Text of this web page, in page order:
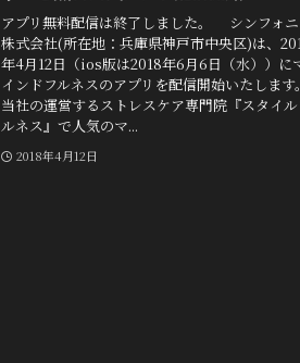
アプリ無料配信は終了しました。 シンフォ
株式会社(所在地：兵庫県神戸市中央区)は、
年4月12日（ios版は2018年6月6日（水））に
インドフルネスのアプリを配信開始いたします。
当社の運営するストレスケア専門院『スタイル
ルネス』で人気のマ...
2018年4月12日